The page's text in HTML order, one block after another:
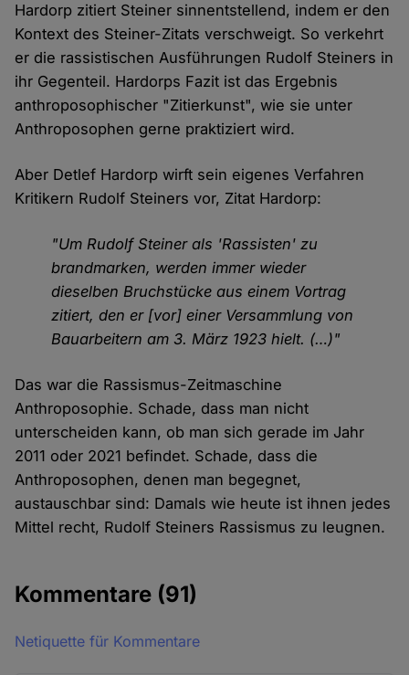
Hardorp zitiert Steiner sinnentstellend, indem er den
Kontext des Steiner-Zitats verschweigt. So verkehrt
er die rassistischen Ausführungen Rudolf Steiners in
ihr Gegenteil. Hardorps Fazit ist das Ergebnis
anthroposophischer "Zitierkunst", wie sie unter
Anthroposophen gerne praktiziert wird.
Aber Detlef Hardorp wirft sein eigenes Verfahren
Kritikern Rudolf Steiners vor, Zitat Hardorp:
"Um Rudolf Steiner als 'Rassisten' zu
brandmarken, werden immer wieder
dieselben Bruchstücke aus einem Vortrag
zitiert, den er [vor] einer Versammlung von
Bauarbeitern am 3. März 1923 hielt. (…)"
Das war die Rassismus-Zeitmaschine
Anthroposophie. Schade, dass man nicht
unterscheiden kann, ob man sich gerade im Jahr
2011 oder 2021 befindet. Schade, dass die
Anthroposophen, denen man begegnet,
austauschbar sind: Damals wie heute ist ihnen jedes
Mittel recht, Rudolf Steiners Rassismus zu leugnen.
Kommentare (91)
Netiquette für Kommentare